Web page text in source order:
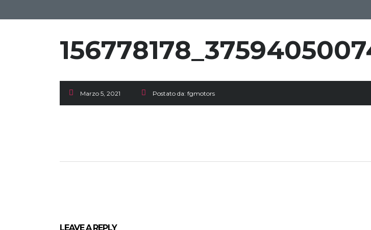
Marzo 5, 2021 Postato da: fgmotors
LEAVE A REPLY